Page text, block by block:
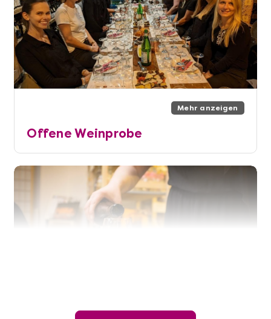
Mehr anzeigen
Offene Weinprobe